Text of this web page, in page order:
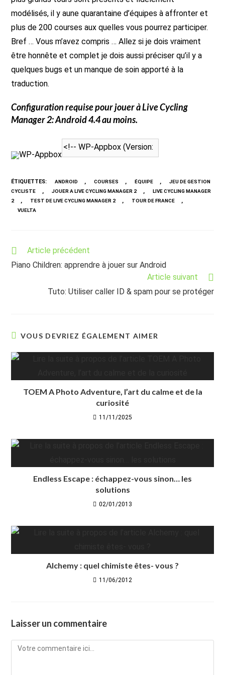
modélisés, il y aune quarantaine d’équipes à affronter et
plus de 200 courses aux quelles vous pourrez participer.
Bref … Vous m’avez compris … Allez si je dois vraiment
être honnête et complet je dois aussi préciser qu’il y a
quelques bugs et un manque de soin apporté à la
traduction.
Configuration requise pour jouer àLive Cycling
Manager 2: Android 4.4 au moins.
WP-Appbox
ÉTIQUETTES: ANDROID , COURSES , ÉQUIPE ,
JEU DE GESTION
CYCLISTE
, JOUER A LIVE CYCLING MANAGER 2 ,
LIVE CYCLING MANAGER
2
, TEST DE LIVE CYCLING MANAGER 2 , TOUR DE FRANCE ,
VUELTA
Read
articles
Article précédent
Piano Children: apprendre à jouer sur Android
Article suivant
Tuto: Utiliser caller ID & spam pour se protéger
VOUS DEVRIEZ ÉGALEMENT AIMER
TOEM A Photo Adventure, l’art du calme et de la
curiosité
11/11/2025
Endless Escape : échappez-vous sinon… les
solutions
02/01/2013
Alchemy : quel chimiste êtes- vous ?
11/06/2012
Laisser un commentaire
Comment